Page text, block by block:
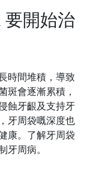
要開始治
時間堆積，導致
斑會逐漸累積，
蝕牙齦及支持牙
牙周袋嘅深度也
康。了解牙周袋
牙周病。